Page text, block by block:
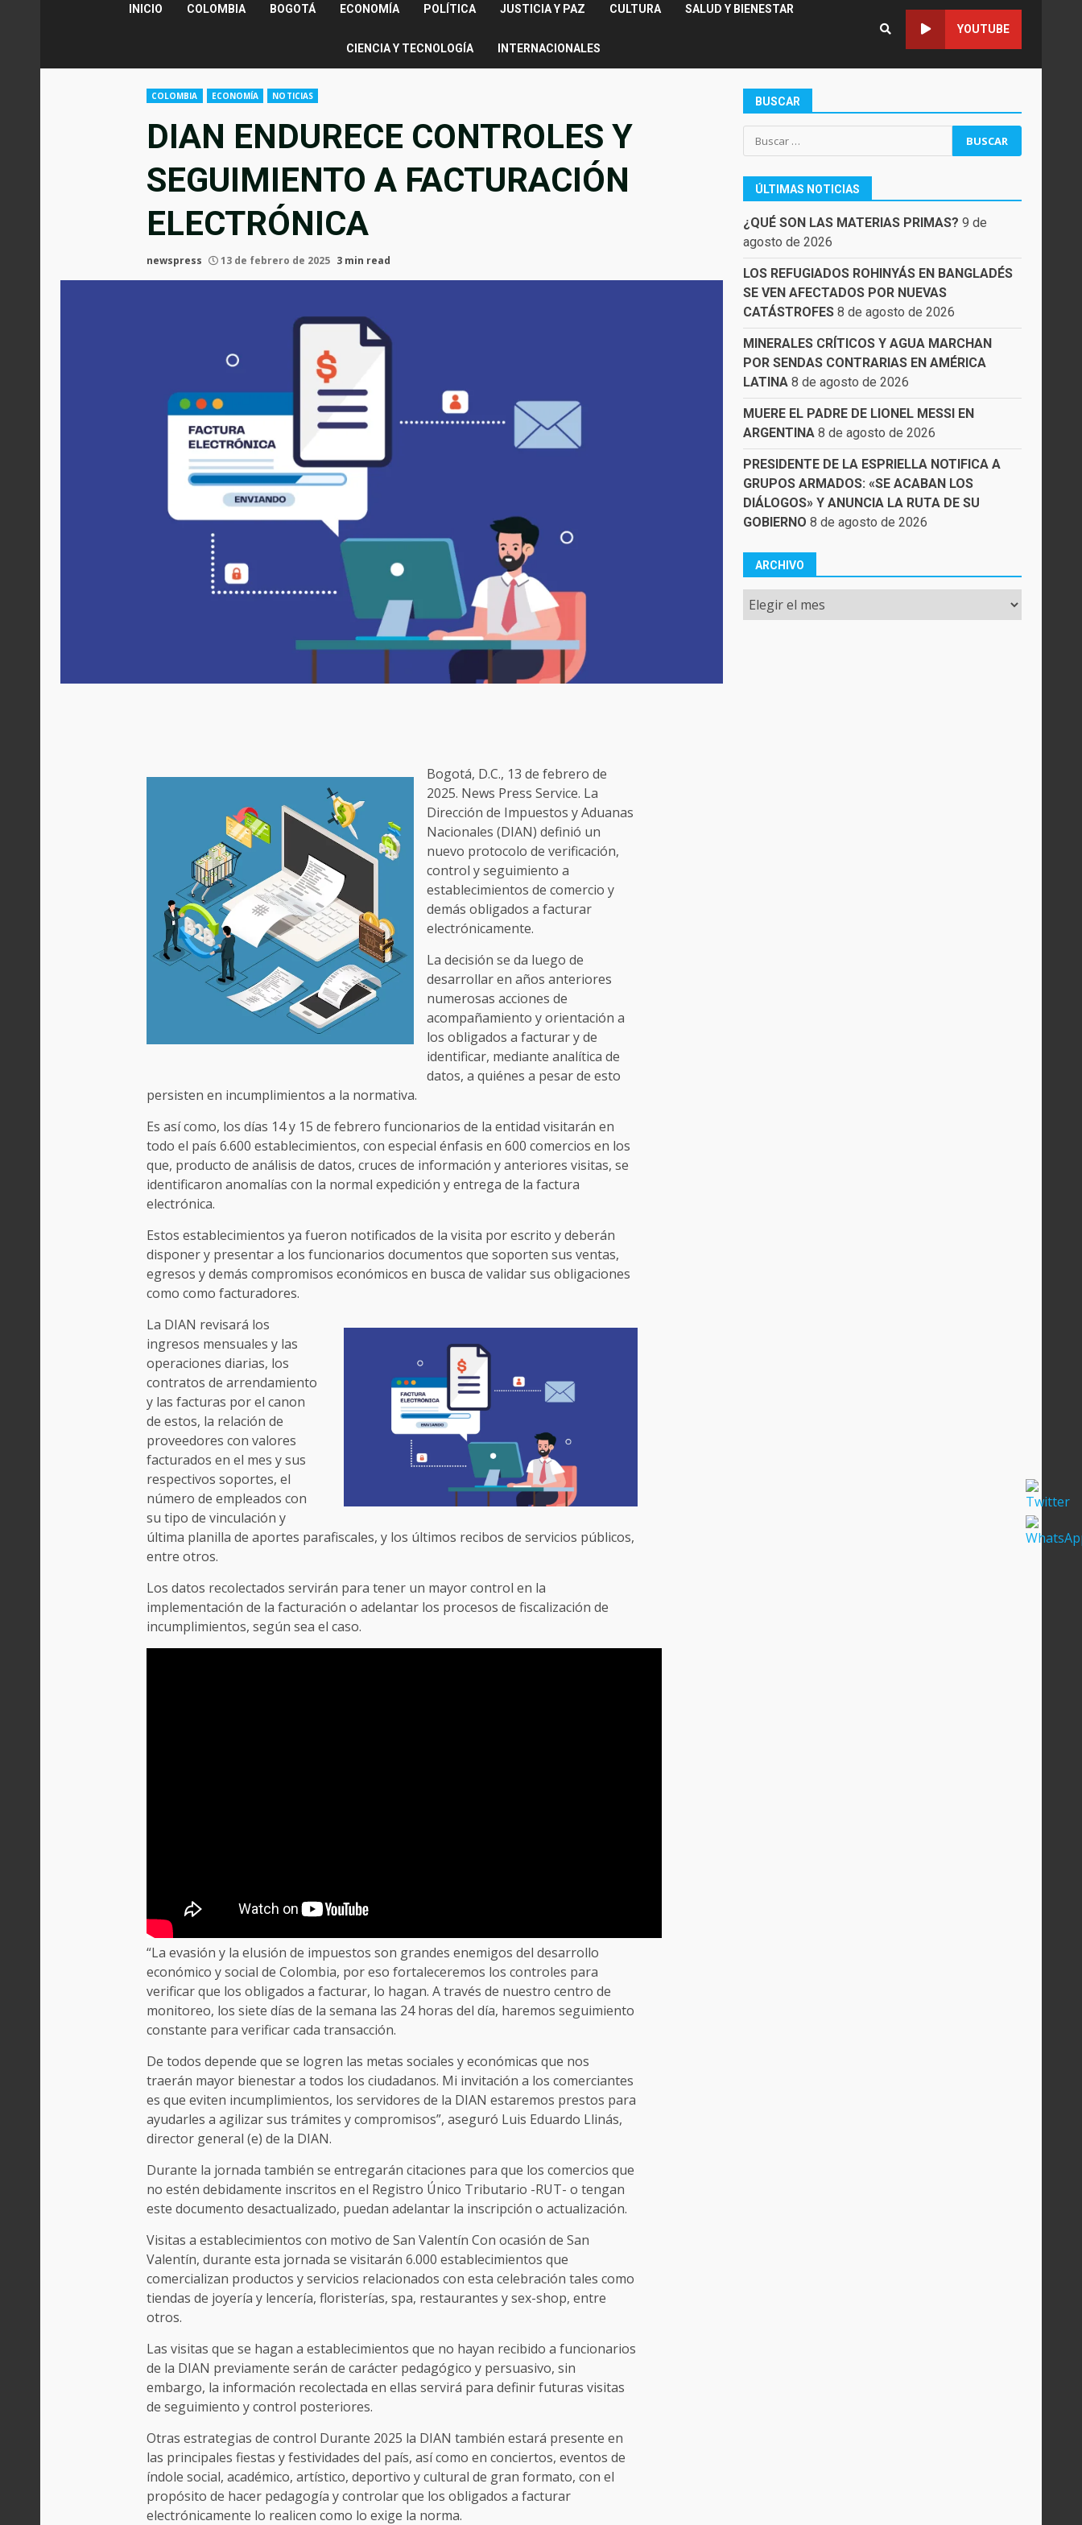
INICIO COLOMBIA BOGOTÁ ECONOMÍA POLÍTICA JUSTICIA Y PAZ CULTURA SALUD Y BIENESTAR
CIENCIA Y TECNOLOGÍA INTERNACIONALES
YOUTUBE
COLOMBIA ECONOMÍA NOTICIAS
DIAN ENDURECE CONTROLES Y
SEGUIMIENTO A FACTURACIÓN
ELECTRÓNICA
newspress 13 de febrero de 2025 3 min read
Bogotá, D.C., 13 de febrero de
2025. News Press Service. La
Dirección de Impuestos y Aduanas
Nacionales (DIAN) definió un
nuevo protocolo de verificación,
control y seguimiento a
establecimientos de comercio y
demás obligados a facturar
electrónicamente.
La decisión se da luego de
desarrollar en años anteriores
numerosas acciones de
acompañamiento y orientación a
los obligados a facturar y de
identificar, mediante analítica de
datos, a quiénes a pesar de esto
persisten en incumplimientos a la normativa.
Es así como, los días 14 y 15 de febrero funcionarios de la entidad visitarán en
todo el país 6.600 establecimientos, con especial énfasis en 600 comercios en los
que, producto de análisis de datos, cruces de información y anteriores visitas, se
identificaron anomalías con la normal expedición y entrega de la factura
electrónica.
Estos establecimientos ya fueron notificados de la visita por escrito y deberán
disponer y presentar a los funcionarios documentos que soporten sus ventas,
egresos y demás compromisos económicos en busca de validar sus obligaciones
como como facturadores.
La DIAN revisará los
ingresos mensuales y las
operaciones diarias, los
contratos de arrendamiento
y las facturas por el canon
de estos, la relación de
proveedores con valores
facturados en el mes y sus
respectivos soportes, el
número de empleados con
su tipo de vinculación y
última planilla de aportes parafiscales, y los últimos recibos de servicios públicos,
entre otros.
Los datos recolectados servirán para tener un mayor control en la
implementación de la facturación o adelantar los procesos de fiscalización de
incumplimientos, según sea el caso.
“La evasión y la elusión de impuestos son grandes enemigos del desarrollo
económico y social de Colombia, por eso fortaleceremos los controles para
verificar que los obligados a facturar, lo hagan. A través de nuestro centro de
monitoreo, los siete días de la semana las 24 horas del día, haremos seguimiento
constante para verificar cada transacción.
De todos depende que se logren las metas sociales y económicas que nos
traerán mayor bienestar a todos los ciudadanos. Mi invitación a los comerciantes
es que eviten incumplimientos, los servidores de la DIAN estaremos prestos para
ayudarles a agilizar sus trámites y compromisos”, aseguró Luis Eduardo Llinás,
director general (e) de la DIAN.
Durante la jornada también se entregarán citaciones para que los comercios que
no estén debidamente inscritos en el Registro Único Tributario -RUT- o tengan
este documento desactualizado, puedan adelantar la inscripción o actualización.
Visitas a establecimientos con motivo de San Valentín Con ocasión de San
Valentín, durante esta jornada se visitarán 6.000 establecimientos que
comercializan productos y servicios relacionados con esta celebración tales como
tiendas de joyería y lencería, floristerías, spa, restaurantes y sex-shop, entre
otros.
Las visitas que se hagan a establecimientos que no hayan recibido a funcionarios
de la DIAN previamente serán de carácter pedagógico y persuasivo, sin
embargo, la información recolectada en ellas servirá para definir futuras visitas
de seguimiento y control posteriores.
Otras estrategias de control Durante 2025 la DIAN también estará presente en
las principales fiestas y festividades del país, así como en conciertos, eventos de
índole social, académico, artístico, deportivo y cultural de gran formato, con el
propósito de hacer pedagogía y controlar que los obligados a facturar
electrónicamente lo realicen como lo exige la norma.
BUSCAR
Buscar:
ÚLTIMAS NOTICIAS
¿QUÉ SON LAS MATERIAS PRIMAS? 9 de
agosto de 2026
LOS REFUGIADOS ROHINYÁS EN BANGLADÉS
SE VEN AFECTADOS POR NUEVAS
CATÁSTROFES 8 de agosto de 2026
MINERALES CRÍTICOS Y AGUA MARCHAN
POR SENDAS CONTRARIAS EN AMÉRICA
LATINA 8 de agosto de 2026
MUERE EL PADRE DE LIONEL MESSI EN
ARGENTINA 8 de agosto de 2026
PRESIDENTE DE LA ESPRIELLA NOTIFICA A
GRUPOS ARMADOS: «SE ACABAN LOS
DIÁLOGOS» Y ANUNCIA LA RUTA DE SU
GOBIERNO 8 de agosto de 2026
ARCHIVO
Archivo